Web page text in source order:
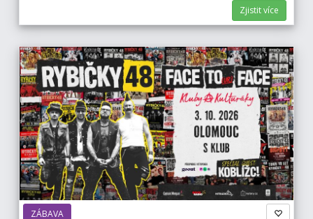
Zjistit více
ZÁBAVA